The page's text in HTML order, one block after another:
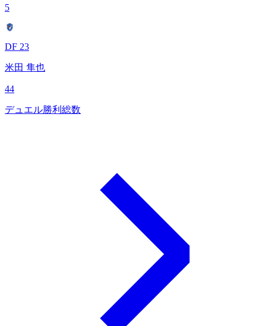
5
DF 23
米田 隼也
44
デュエル勝利総数